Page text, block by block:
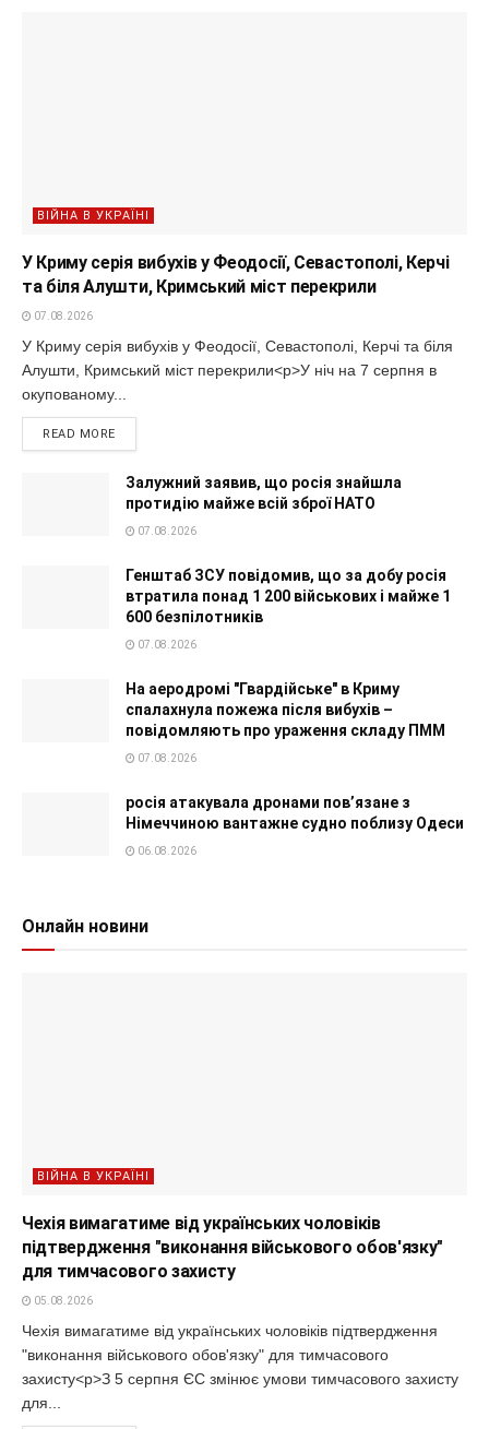
ВІЙНА В УКРАЇНІ
У Криму серія вибухів у Феодосії, Севастополі, Керчі
та біля Алушти, Кримський міст перекрили
07.08.2026
У Криму серія вибухів у Феодосії, Севастополі, Керчі та біля
Алушти, Кримський міст перекрили<p>У ніч на 7 серпня в
окупованому...
READ MORE
Залужний заявив, що росія знайшла
протидію майже всій зброї НАТО
07.08.2026
Генштаб ЗСУ повідомив, що за добу росія
втратила понад 1 200 військових і майже 1
600 безпілотників
07.08.2026
На аеродромі "Гвардійське" в Криму
спалахнула пожежа після вибухів –
повідомляють про ураження складу ПММ
07.08.2026
росія атакувала дронами пов’язане з
Німеччиною вантажне судно поблизу Одеси
06.08.2026
Онлайн новини
ВІЙНА В УКРАЇНІ
Чехія вимагатиме від українських чоловіків
підтвердження "виконання військового обов'язку"
для тимчасового захисту
05.08.2026
Чехія вимагатиме від українських чоловіків підтвердження
"виконання військового обов'язку" для тимчасового
захисту<p>З 5 серпня ЄС змінює умови тимчасового захисту
для...